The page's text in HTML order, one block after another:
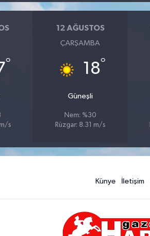
°
s
12 AĞUSTOS
ÇARŞAMBA
18°
Güneşli
Nem: %30
Rüzgar: 8.31 m/s
Künye İletişim